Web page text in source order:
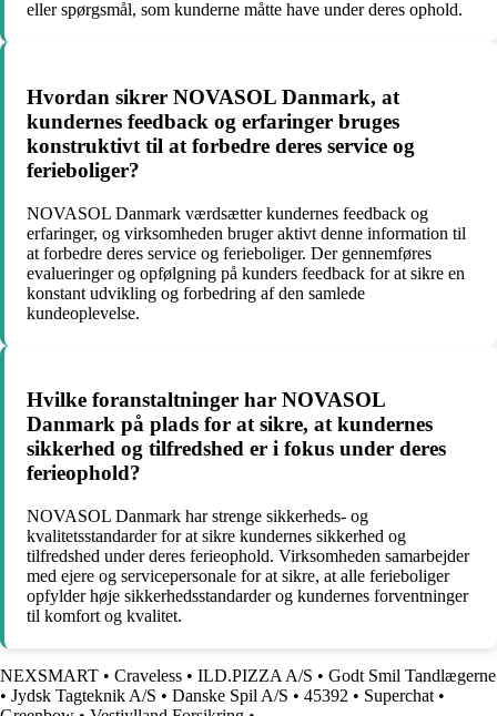
eller spørgsmål, som kunderne måtte have under deres ophold.
Hvordan sikrer NOVASOL Danmark, at
kundernes feedback og erfaringer bruges
konstruktivt til at forbedre deres service og
ferieboliger?
NOVASOL Danmark værdsætter kundernes feedback og
erfaringer, og virksomheden bruger aktivt denne information til
at forbedre deres service og ferieboliger. Der gennemføres
evalueringer og opfølgning på kunders feedback for at sikre en
konstant udvikling og forbedring af den samlede
kundeoplevelse.
Hvilke foranstaltninger har NOVASOL
Danmark på plads for at sikre, at kundernes
sikkerhed og tilfredshed er i fokus under deres
ferieophold?
NOVASOL Danmark har strenge sikkerheds- og
kvalitetsstandarder for at sikre kundernes sikkerhed og
tilfredshed under deres ferieophold. Virksomheden samarbejder
med ejere og servicepersonale for at sikre, at alle ferieboliger
opfylder høje sikkerhedsstandarder og kundernes forventninger
til komfort og kvalitet.
NEXSMART • Craveless • ILD.PIZZA A/S • Godt Smil Tandlægerne
• Jydsk Tagteknik A/S • Danske Spil A/S • 45392 • Superchat •